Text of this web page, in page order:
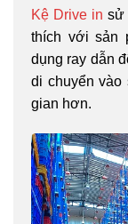
Kệ Drive in sử
thích với sản
dụng ray dẫn
di chuyển vào
gian hơn.